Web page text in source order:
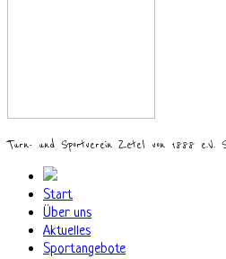
Turn- und Sportverein Zetel von 1888
Start
Über uns
Aktuelles
Sportangebote